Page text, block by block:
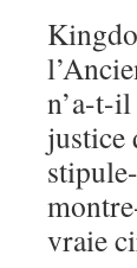
n’a-t-
justice
vraie